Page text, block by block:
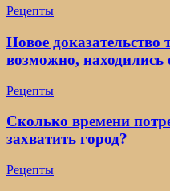
Рецепты
Новое доказательство
возможно, находились
Рецепты
Сколько времени
захватить город?
Рецепты